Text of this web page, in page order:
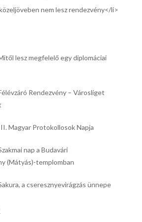
nem lesz rendezvény</li>
lesz megfelelő egy diplomáciai
Rendezvény – Városliget
Magyar Protokollosok Napja
nap a Budavári
(Mátyás)-templomban
a cseresznyevirágzás ünnepe